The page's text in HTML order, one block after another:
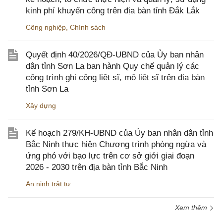
kinh phí khuyến công trên địa bàn tỉnh Đắk Lắk
Công nghiệp Chính sách
Quyết định 40/2026/QĐ-UBND của Ủy ban nhân
dân tỉnh Sơn La ban hành Quy chế quản lý các
công trình ghi công liệt sĩ, mộ liệt sĩ trên địa bàn
tỉnh Sơn La
Xây dựng
Kế hoạch 279/KH-UBND của Ủy ban nhân dân tỉnh
Bắc Ninh thực hiện Chương trình phòng ngừa và
ứng phó với bạo lực trên cơ sở giới giai đoạn
2026 - 2030 trên địa bàn tỉnh Bắc Ninh
An ninh trật tự
Xem thêm